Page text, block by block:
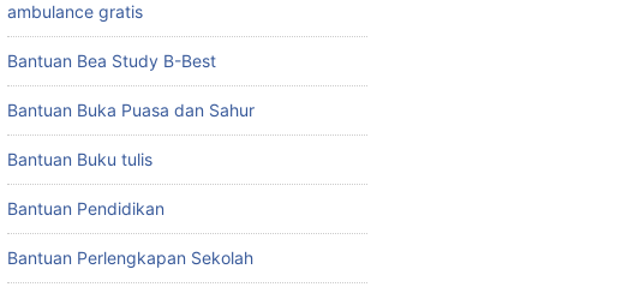
ambulance gratis
Bantuan Bea Study B-Best
Bantuan Buka Puasa dan Sahur
Bantuan Buku tulis
Bantuan Pendidikan
Bantuan Perlengkapan Sekolah